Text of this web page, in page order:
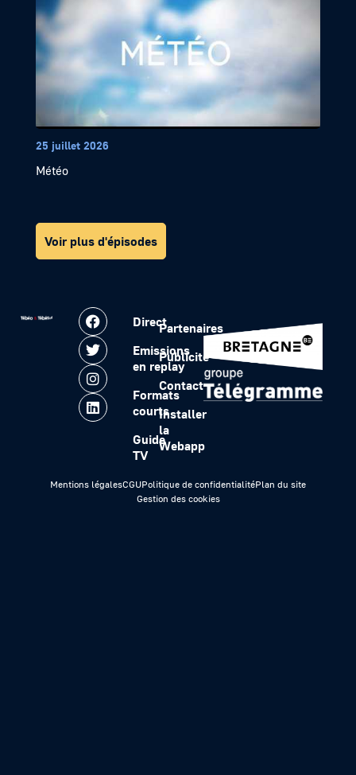
25 juillet 2026
Météo
Voir plus d'épisodes
Direct
Emissions
en replay
Formats
courts
Guide
TV
Partenaires
Publicité
Contact
Installer
la
Webapp
Mentions légalesCGUPolitique de confidentialitéPlan du site
Gestion des cookies